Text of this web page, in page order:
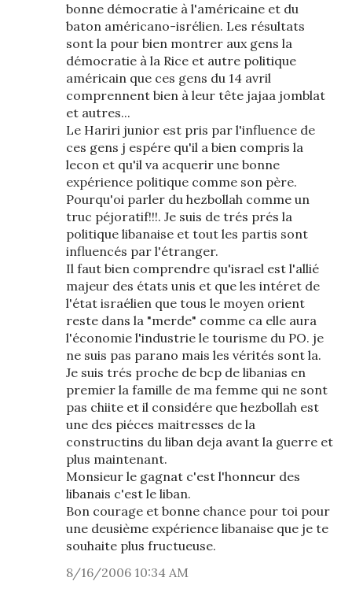
bonne démocratie à l'américaine et du
baton américano-isrélien. Les résultats
sont la pour bien montrer aux gens la
démocratie à la Rice et autre politique
américain que ces gens du 14 avril
comprennent bien à leur tête jajaa jomblat
et autres...
Le Hariri junior est pris par l'influence de
ces gens j espére qu'il a bien compris la
lecon et qu'il va acquerir une bonne
expérience politique comme son père.
Pourqu'oi parler du hezbollah comme un
truc péjoratif!!!. Je suis de trés prés la
politique libanaise et tout les partis sont
influencés par l'étranger.
Il faut bien comprendre qu'israel est l'allié
majeur des états unis et que les intéret de
l'état israélien que tous le moyen orient
reste dans la "merde" comme ca elle aura
l'économie l'industrie le tourisme du PO. je
ne suis pas parano mais les vérités sont la.
Je suis trés proche de bcp de libanias en
premier la famille de ma femme qui ne sont
pas chiite et il considére que hezbollah est
une des piéces maitresses de la
constructins du liban deja avant la guerre et
plus maintenant.
Monsieur le gagnat c'est l'honneur des
libanais c'est le liban.
Bon courage et bonne chance pour toi pour
une deusième expérience libanaise que je te
souhaite plus fructueuse.
8/16/2006 10:34 AM